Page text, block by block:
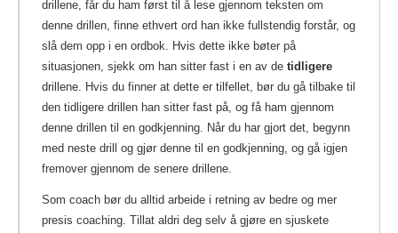
drillene, får du ham først til å lese gjennom teksten om
denne drillen, finne ethvert ord han ikke fullstendig forstår, og
slå dem opp i en ordbok. Hvis dette ikke bøter på
situasjonen, sjekk om han sitter fast i en av de tidligere
drillene. Hvis du finner at dette er tilfellet, bør du gå tilbake til
den tidligere drillen han sitter fast på, og få ham gjennom
denne drillen til en godkjenning. Når du har gjort det, begynn
med neste drill og gjør denne til en godkjenning, og gå igjen
fremover gjennom de senere drillene.
Som coach bør du alltid arbeide i retning av bedre og mer
presis coaching. Tillat aldri deg selv å gjøre en sjuskete